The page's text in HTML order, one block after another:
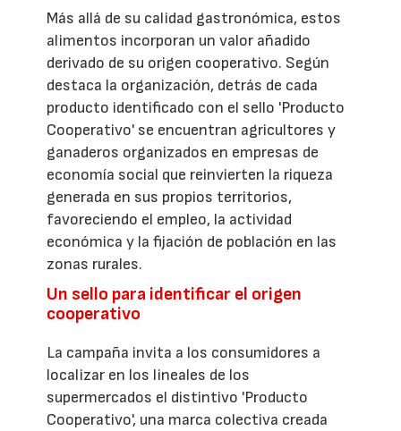
Más allá de su calidad gastronómica, estos
alimentos incorporan un valor añadido
derivado de su origen cooperativo. Según
destaca la organización, detrás de cada
producto identificado con el sello 'Producto
Cooperativo' se encuentran agricultores y
ganaderos organizados en empresas de
economía social que reinvierten la riqueza
generada en sus propios territorios,
favoreciendo el empleo, la actividad
económica y la fijación de población en las
zonas rurales.
Un sello para identificar el origen
cooperativo
La campaña invita a los consumidores a
localizar en los lineales de los
supermercados el distintivo 'Producto
Cooperativo', una marca colectiva creada